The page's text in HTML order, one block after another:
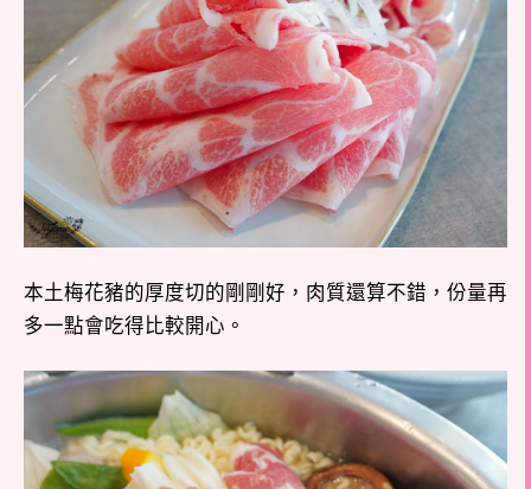
本土梅花豬的厚度切的剛剛好，肉質還算不錯，份量再
多一點會吃得比較開心。